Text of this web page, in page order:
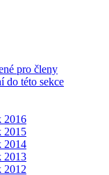
pro členy
do této sekce
2016
2015
2014
2013
2012